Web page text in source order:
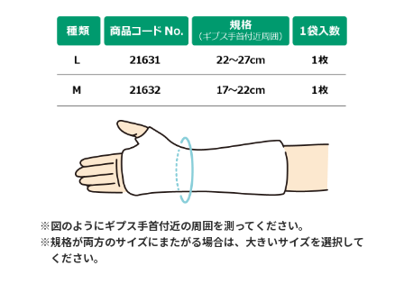
※図のようにギプス手首付近の周囲を測ってください。
※規格が両方のサイズにまたがる場合は、大きいサイズを選択して
ください。